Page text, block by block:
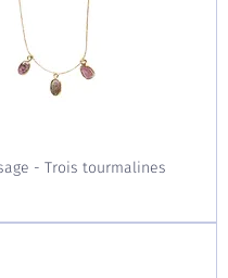
- Trois tourmalines